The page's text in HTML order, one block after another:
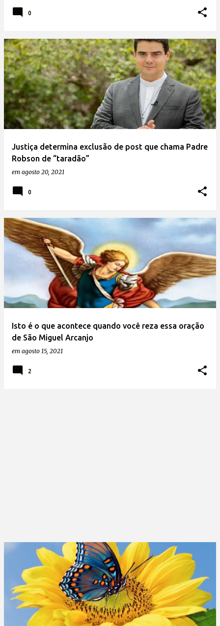
0
Justiça determina exclusão de post que chama Padre
Robson de “taradão”
em agosto 20, 2021
0
Isto é o que acontece quando você reza essa oração
de São Miguel Arcanjo
em agosto 15, 2021
2